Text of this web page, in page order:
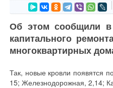
Об этом сообщили
капитального
многоквартирных
Так, новые кровли появятся
15; Железнодорожная, 2,14;